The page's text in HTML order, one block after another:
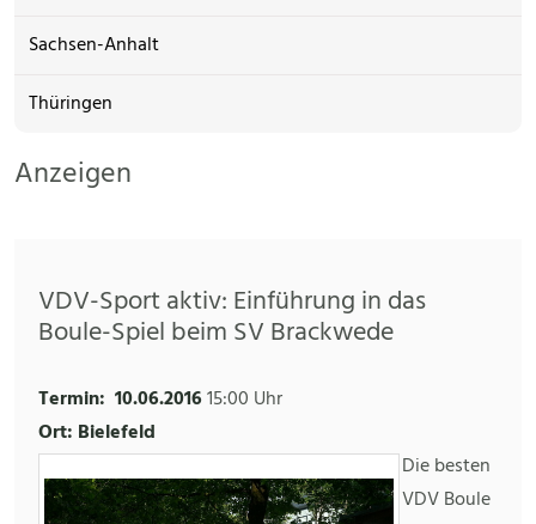
Sachsen-Anhalt
Thüringen
Anzeigen
VDV-Sport aktiv: Einführung in das
Boule-Spiel beim SV Brackwede
Termin: 10.06.201615:00 Uhr
Ort: Bielefeld
Die besten
VDV Boule